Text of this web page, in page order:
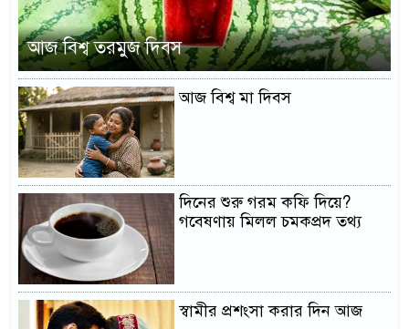
আজ বিশ্ব তরমুজ দিবস
আজ বিশ্ব মা দিবস
দিনের শুরু গরম কফি দিয়ে?
গবেষণায় মিলল চমকপ্রদ তথ্য
স্বামীর প্রশংসা করার দিন আজ